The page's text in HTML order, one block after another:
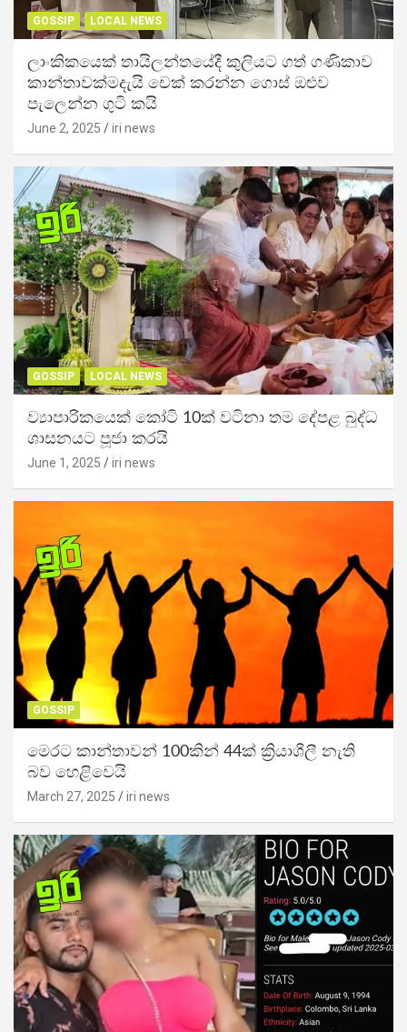
GOSSIP LOCAL NEWS
ලාංකිකයෙක් තායිලන්තයේදී කුලියට ගත් ගණිකාව
කාන්තාවක්මදැයි චෙක් කරන්න ගොස් ඔළුව
පැලෙන්න ගුටි කයි
June 2, 2025 iri news
GOSSIP LOCAL NEWS
ව්‍යාපාරිකයෙක් කෝටි 10ක් වටිනා තම දේපළ බුද්ධ
ශාසනයට පූජා කරයි
June 1, 2025 iri news
GOSSIP
මෙරට කාන්තාවන් 100කින් 44ක් ක්‍රියාශීලී නැති
බව හෙළිවෙයි
March 27, 2025 iri news